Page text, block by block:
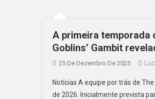
A primeira temporada
Goblins’ Gambit
25 De Dezembro De 2025
Notícias A equipe por trás de
de 2026. Inicialmente prevista